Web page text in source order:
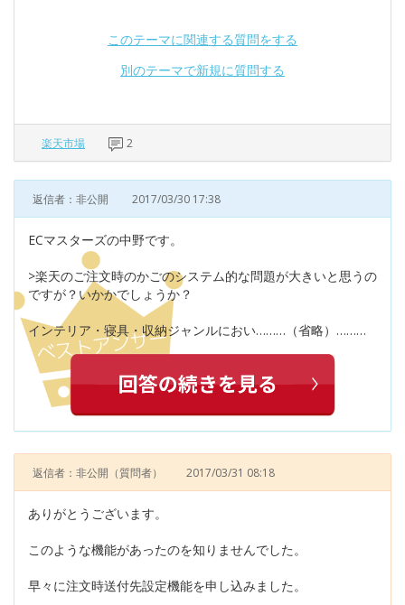
このテーマに関連する質問をする
別のテーマで新規に質問する
楽天市場 2
返信者：非公開 2017/03/30 17:38
ECマスターズの中野です。
>楽天のご注文時のかごのシステム的な問題が大きいと思うの
ですが？いかかでしょうか？
インテリア・寝具・収納ジャンルにおい………（省略）………
返信者：非公開 （質問者） 2017/03/31 08:18
ありがとうございます。
このような機能があったのを知りませんでした。
早々に注文時送付先設定機能を申し込みました。